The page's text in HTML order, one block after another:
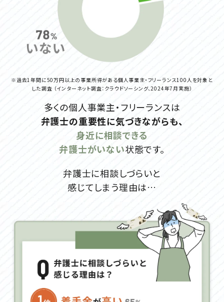
※過去1年間に50万円以上の事業所得がある個人事業主・フリーランス100人を対象と
した調査 （インターネット調査：クラウドソーシング、2024年7月実施）
多くの個人事業主・フリーランスは
弁護士の重要性に気づきながらも、
身近に相談できる
弁護士がいない状態です。
弁護士に相談しづらいと
感じてしまう理由は…